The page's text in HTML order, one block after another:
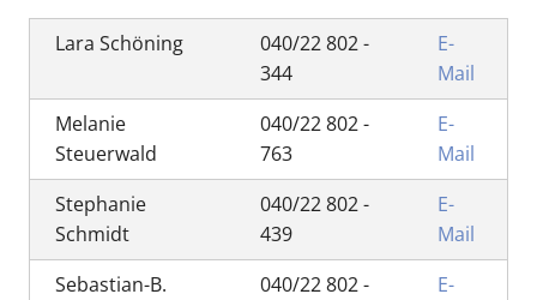
Lara Schöning
040/22 802 -
344
E-
Mail
Melanie
Steuerwald
040/22 802 -
763
E-
Mail
Stephanie
Schmidt
040/22 802 -
439
E-
Mail
Sebastian-B.
040/22 802 -
E-